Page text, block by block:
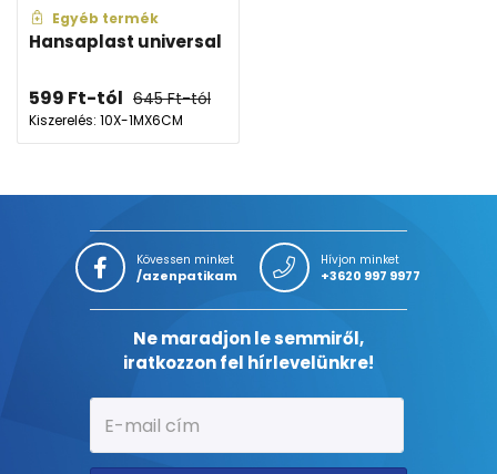
Egyéb termék
Hansaplast universal
599 Ft-tól 645Ft-tól
Kiszerelés: 10X-1MX6CM
Kövessen minket
/azenpatikam
Hívjon minket
+3620 997 9977
Ne maradjon le semmiről,
iratkozzon fel hírlevelünkre!